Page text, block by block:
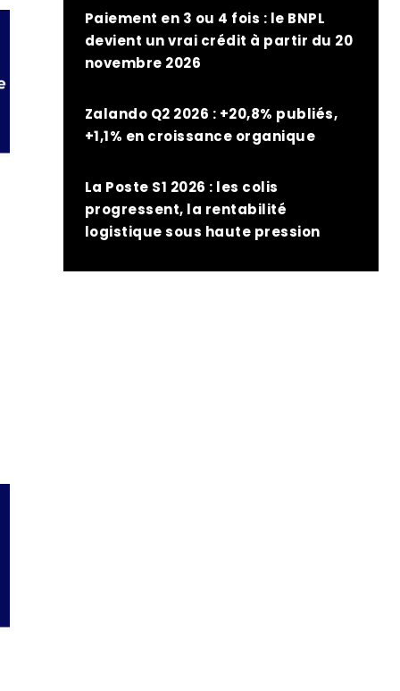
Paiement en 3 ou 4 fois : le BNPL
devient un vrai crédit à partir du 20
novembre 2026
Zalando Q2 2026 : +20,8% publiés,
+1,1% en croissance organique
La Poste S1 2026 : les colis
progressent, la rentabilité
logistique sous haute pression